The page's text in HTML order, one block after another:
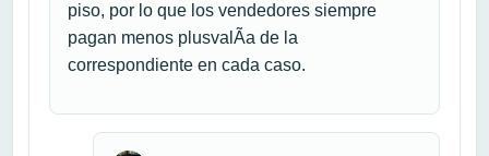
piso, por lo que los vendedores siempre
pagan menos plusvalÃ­a de la
correspondiente en cada caso.